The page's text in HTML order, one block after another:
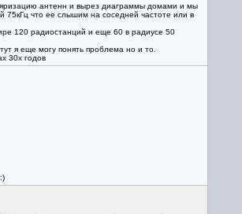
антенн и вырез диаграммы домами и мы
75кГц что ее слышим на соседней частоте или в
120 радиостанций и еще 60 в радиусе 50
я еще могу понять проблема но и то.
30х годов